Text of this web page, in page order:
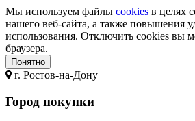
Мы используем файлы cookies в целях
нашего веб-сайта, а также повышения
использования. Отключить cookies вы
браузера.
Понятно
г. Ростов-на-Дону
Город покупки